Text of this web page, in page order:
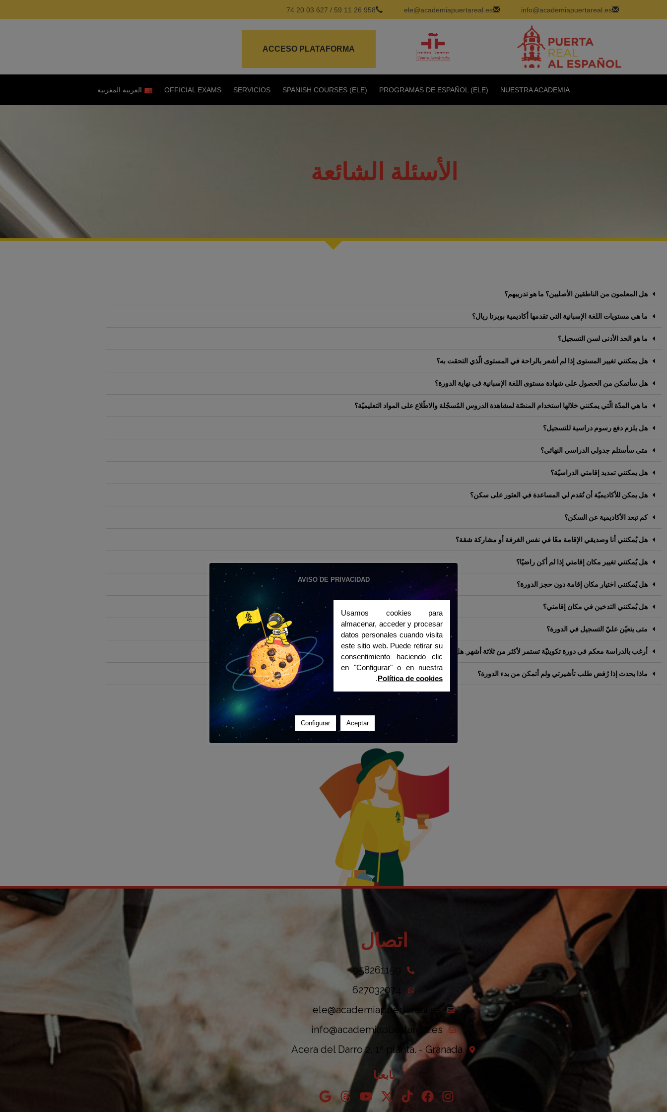
info@academiapuertareal.es
ele@academiapuertareal.es
958 26 11 59
/
627 03 20 74
ACCESO PLATAFORMA
NUESTRA ACADEMIA
PROGRAMAS DE ESPAÑOL (ELE)
SPANISH COURSES (ELE)
SERVICIOS
OFFICIAL EXAMS العربية المغربية
الأسئلة الشائعة
هل المعلمون من الناطقين الأصليين؟ ما هو تدريبهم؟
ما هي مستويات اللغة الإسبانية التي تقدمها أكاديمية بويرتا ريال؟
ما هو الحد الأدنى لسن التسجيل؟
هل يمكنني تغيير المستوى إذا لم أشعر بالراحة في المستوى الّذي التحقت به؟
هل سأتمكن من الحصول على شهادة مستوى اللغة الإسبانية في نهاية الدورة؟
ما هي المدّة الّتي يمكنني خلالها استخدام المنصّة لمشاهدة الدروس المُسجّلة والاطّلاع على المواد التعليميّة؟
هل يلزم دفع رسوم دراسية للتسجيل؟
متى سأستلم جدولي الدراسي النهائي؟
هل يمكنني تمديد إقامتي الدراسيّة؟
هل يمكن للأكاديميّة أن تُقدم لي المساعدة في العثور على سكن؟
كم تبعد الأكاديمية عن السكن؟
هل يُمكنني أنا وصديقي الإقامة معًا في نفس الغرفة أو مشاركة شقة؟
هل يُمكنني تغيير مكان إقامتي إذا لم أكن راضيًا؟
هل يُمكنني اختيار مكان إقامة دون حجز الدورة؟
هل يُمكنني التدخين في مكان إقامتي؟
متى يتعيّن عليّ التسجيل في الدورة؟
أرغب بالدراسة معكم في دورة تكوينيّة تستمر لأكثر من ثلاثة أشهر. هل سأستلم الوثائق اللازمة لتجهيز تأشيرة الطالب الخاصة بي؟
ماذا يحدث إذا رُفض طلب تأشيرتي ولم أتمكن من بدء الدورة؟
اتصال
958261159
627032074
ele@academiapuertareal.es
info@academiapuertareal.es
Acera del Darro 2, 1ª planta. - Granada
تابعنا
AVISO DE PRIVACIDAD
Usamos cookies para
almacenar, acceder y procesar
datos personales cuando visita
este sitio web. Puede retirar su
consentimiento haciendo clic
en "Configurar" o en nuestra
Política de cookies
.
Aceptar
Configurar